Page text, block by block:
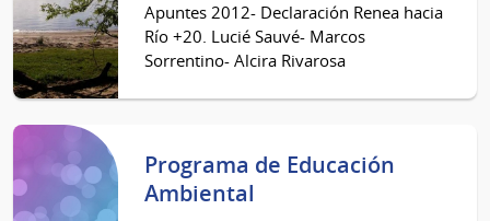
Apuntes 2012- Declaración Renea hacia
Río +20. Lucié Sauvé- Marcos
Sorrentino- Alcira Rivarosa
Programa de Educación
Ambiental